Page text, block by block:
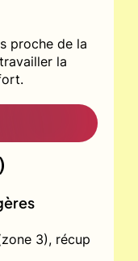
proche de la
la
3), récup